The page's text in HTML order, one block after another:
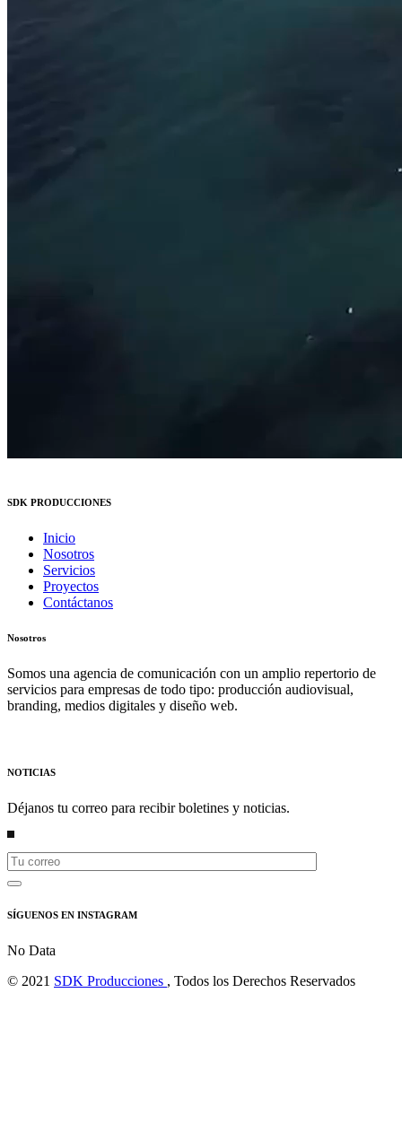
SDK PRODUCCIONES
Inicio
Nosotros
Servicios
Proyectos
Contáctanos
Nosotros
Somos una agencia de comunicación con un amplio repertorio de
servicios para empresas de todo tipo: producción audiovisual,
branding, medios digitales y diseño web.
NOTICIAS
Déjanos tu correo para recibir boletines y noticias.
SÍGUENOS EN INSTAGRAM
No Data
© 2021 SDK Producciones , Todos los Derechos Reservados